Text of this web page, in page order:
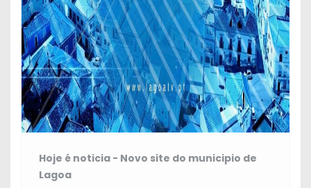
Hoje é noticia - Novo site do municipio de
Lagoa